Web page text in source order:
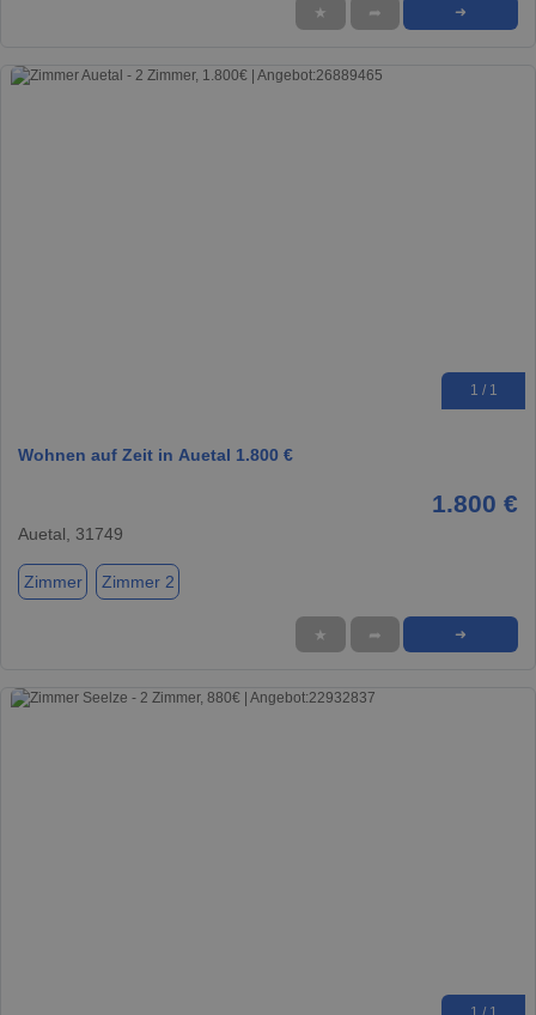
★ ➦ ➜
1 / 1
Wohnen auf Zeit in Auetal 1.800 €
1.800 €
Auetal, 31749
Zimmer Zimmer 2
★ ➦ ➜